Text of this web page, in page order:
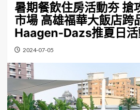
暑期餐飲住房活動夯 搶
市場 高雄福華大飯店跨
Haagen-Dazs推夏日
2024-07-05